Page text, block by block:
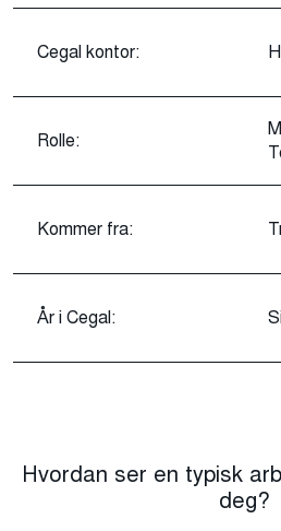
Cegal kontor:
Rolle:
Kommer fra:
År i Cegal:
Hvordan ser en typisk
deg?